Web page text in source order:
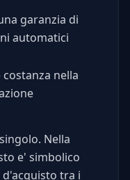
garanzia di
automatici
costanza nella
Nella
e' simbolico
tra i